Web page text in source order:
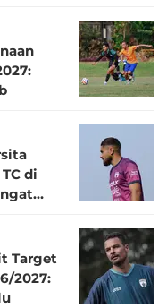
di
Target
2027: